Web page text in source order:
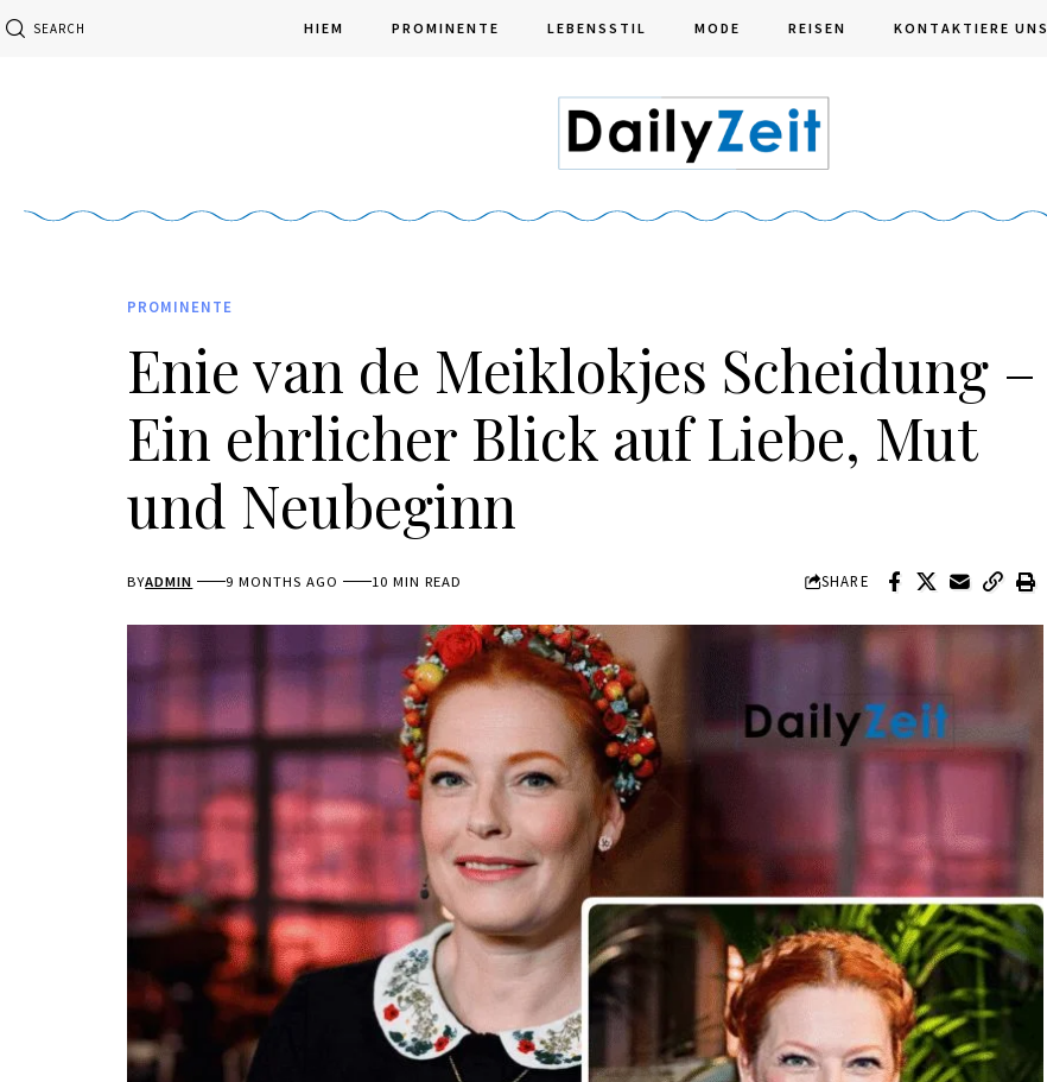
SEARCH HIEM PROMINENTE LEBENSSTIL MODE REISEN KONTAKTIERE UNS
PROMINENTE
Enie van de Meiklokjes Scheidung –
Ein ehrlicher Blick auf Liebe, Mut
und Neubeginn
BYADMIN 9 MONTHS AGO 10 MIN READ SHARE